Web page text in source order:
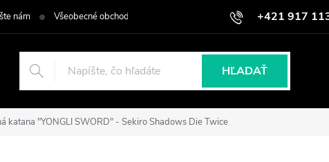
+421 917
nám Všeobecné obchodné podmienky Podmienky ochrany
HĽADAŤ
katana "YONGLI SWORD" - Sekiro Shadows Die Twice